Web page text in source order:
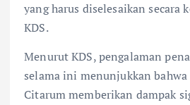
yang harus diselesaikan secara
KDS.
Menurut KDS, pengalaman
selama ini menunjukkan
Citarum memberikan dampak